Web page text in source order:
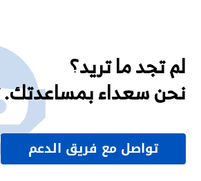
لم تجد ما تريد؟
نحن سعداء بمساعدتك.
تواصل مع فريق الدعم